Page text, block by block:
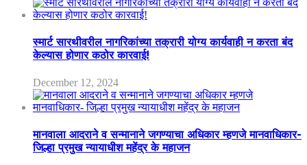
स्मार्ट सारथीवरील नागरिकांच्या तक्रारी योग्य कार्यवाही न करता बंद
केल्यास होणार कठोर कारवाई!
December 12, 2024
मानवाला आदराने व सन्मानाने जगण्याचा अधिकार म्हणजे मानवाधिकार-
जिल्हा प्रमुख न्यायाधीश महेंद्र के महाजन